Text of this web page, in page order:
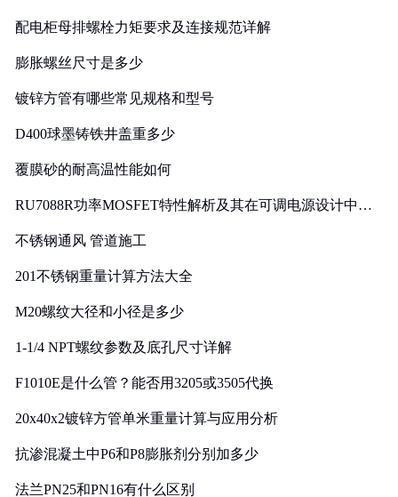
配电柜母排螺栓力矩要求及连接规范详解
膨胀螺丝尺寸是多少
镀锌方管有哪些常见规格和型号
D400球墨铸铁井盖重多少
覆膜砂的耐高温性能如何
RU7088R功率MOSFET特性解析及其在可调电源设计中的
不锈钢通风 管道施工
201不锈钢重量计算方法大全
M20螺纹大径和小径是多少
1-1/4 NPT螺纹参数及底孔尺寸详解
F1010E是什么管？能否用3205或3505代换
20x40x2镀锌方管单米重量计算与应用分析
抗渗混凝土中P6和P8膨胀剂分别加多少
法兰PN25和PN16有什么区别